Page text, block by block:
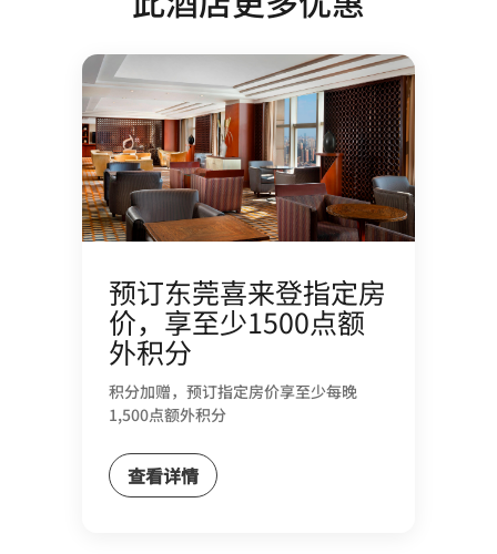
预订东莞喜来登指定房
价，享至少1500点额
外积分
积分加赠，预订指定房价享至少每晚
1,500点额外积分
查看详情